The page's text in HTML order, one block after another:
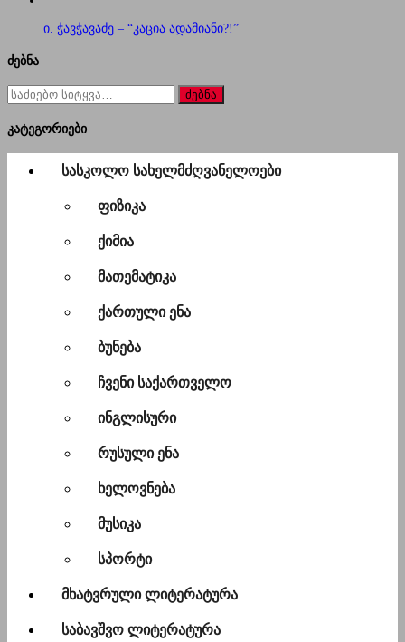
ი. ჭავჭავაძე – “კაცია ადამიანი?!”
ძებნა
ძებნა
for:
კატეგორიები
სასკოლო სახელმძღვანელოები
ფიზიკა
ქიმია
მათემატიკა
ქართული ენა
ბუნება
ჩვენი საქართველო
ინგლისური
რუსული ენა
ხელოვნება
მუსიკა
სპორტი
მხატვრული ლიტერატურა
საბავშვო ლიტერატურა